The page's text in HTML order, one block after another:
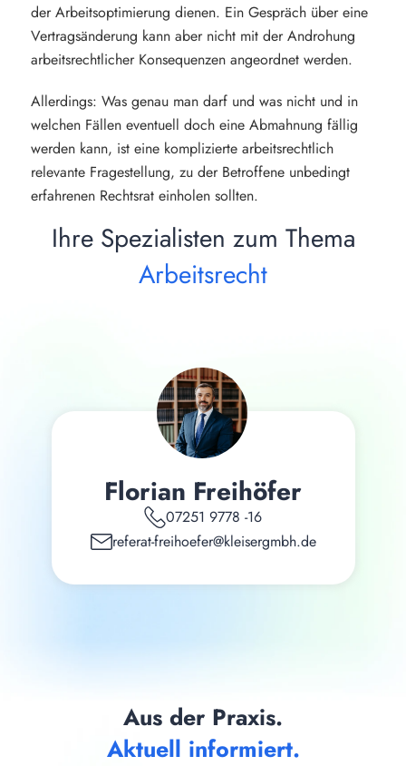
der Arbeitsoptimierung dienen. Ein Gespräch über eine
Vertragsänderung kann aber nicht mit der Androhung
arbeitsrechtlicher Konsequenzen angeordnet werden.
Allerdings: Was genau man darf und was nicht und in
welchen Fällen eventuell doch eine Abmahnung fällig
werden kann, ist eine komplizierte arbeitsrechtlich
relevante Fragestellung, zu der Betroffene unbedingt
erfahrenen Rechtsrat einholen sollten.
Ihre Spezialisten zum Thema
Arbeitsrecht
Florian Freihöfer
07251 9778 -16
referat-freihoefer@kleisergmbh.de
Aus der Praxis.
Aktuell informiert.